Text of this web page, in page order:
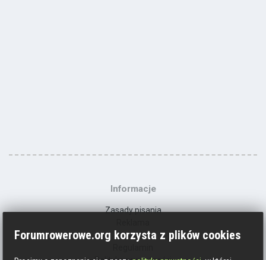
Informacje
Zasady pisania
Kontakt
Forumrowerowe.org korzysta z plików cookies